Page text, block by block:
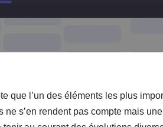
que l’un des éléments les plus
s’en rendent pas compte mais